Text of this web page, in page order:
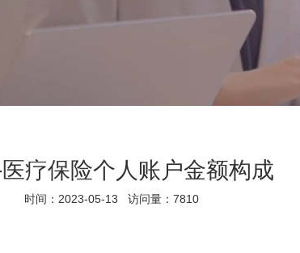
疗保险个人账户金额构成
时间：2023-05-13 访问量：7810